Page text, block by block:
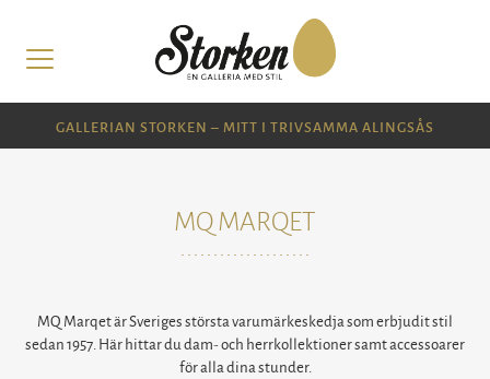
GALLERIAN STORKEN – MITT I TRIVSAMMA ALINGSÅS
MQ MARQET
MQ Marqet är Sveriges största varumärkeskedja som erbjudit stil
sedan 1957. Här hittar du dam- och herrkollektioner samt accessoarer
för alla dina stunder.